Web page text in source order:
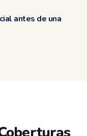
antes de una